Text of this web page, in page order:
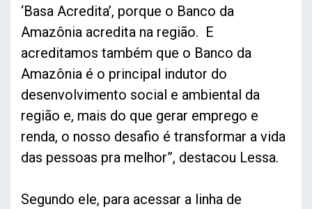
‘Basa Acredita’, porque o Banco da
Amazônia acredita na região. E
acreditamos também que o Banco da
Amazônia é o principal indutor do
desenvolvimento social e ambiental da
região e, mais do que gerar emprego e
renda, o nosso desafio é transformar a vida
das pessoas pra melhor”, destacou Lessa.
Segundo ele, para acessar a linha de